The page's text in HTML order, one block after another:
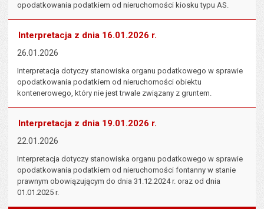
opodatkowania podatkiem od nieruchomości kiosku typu AS.
Interpretacja z dnia 16.01.2026 r.
26.01.2026
Interpretacja dotyczy stanowiska organu podatkowego w sprawie
opodatkowania podatkiem od nieruchomości obiektu
kontenerowego, który nie jest trwale związany z gruntem.
Interpretacja z dnia 19.01.2026 r.
22.01.2026
Interpretacja dotyczy stanowiska organu podatkowego w sprawie
opodatkowania podatkiem od nieruchomości fontanny w stanie
prawnym obowiązującym do dnia 31.12.2024 r. oraz od dnia
01.01.2025 r.